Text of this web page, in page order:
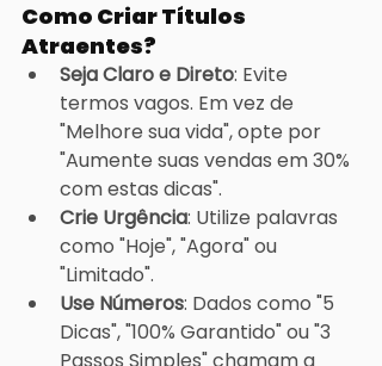
Como Criar Títulos
Atraentes?
Seja Claro e Direto: Evite
termos vagos. Em vez de
"Melhore sua vida", opte por
"Aumente suas vendas em 30%
com estas dicas".
Crie Urgência: Utilize palavras
como "Hoje", "Agora" ou
"Limitado".
Use Números: Dados como "5
Dicas", "100% Garantido" ou "3